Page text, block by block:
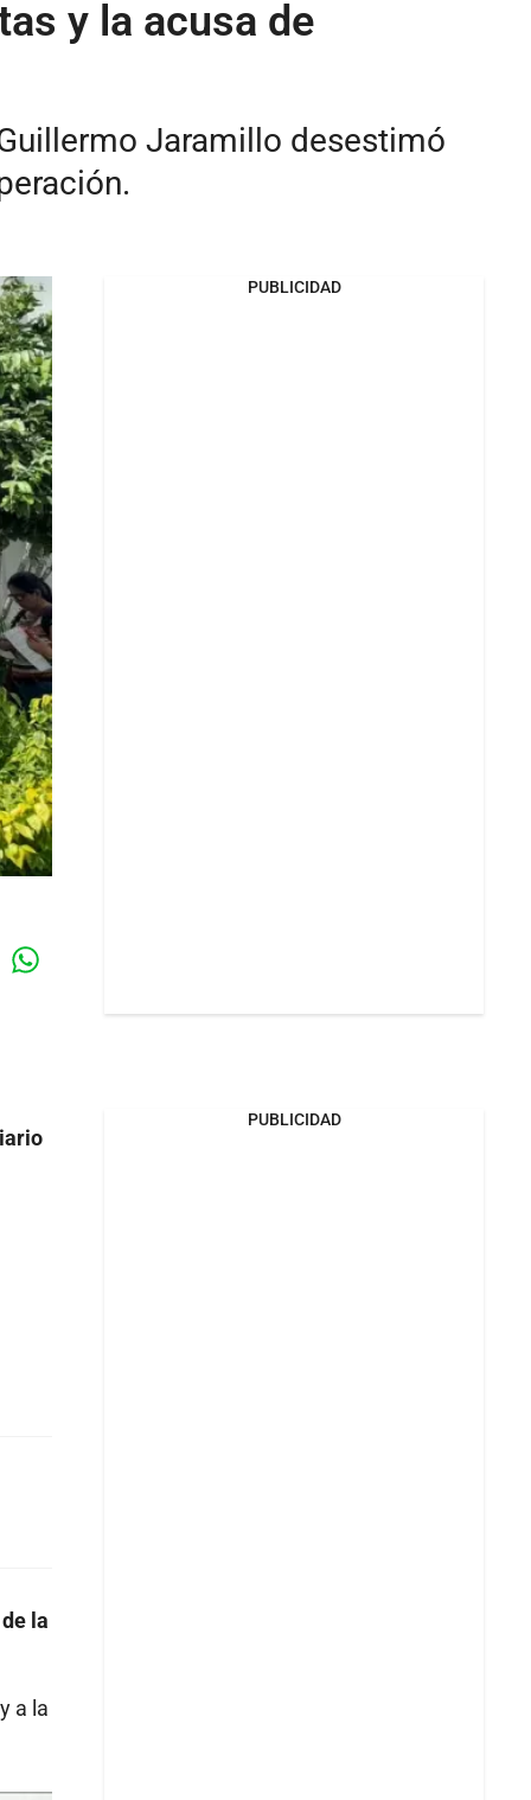
y la acusa de
Jaramillo desestimó
la
y a la
PUBLICIDAD
PUBLICIDAD